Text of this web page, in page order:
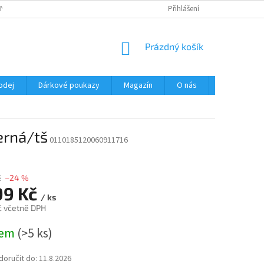
PODMÍNKY Přihlášení
NÁKUPNÍ
Prázdný košík
Dárkové poukazy Magazín O nás
tš 0110185120060911716
–24 %
Kč / ks
včetně DPH
(>5 ks)
do: 11.8.2026